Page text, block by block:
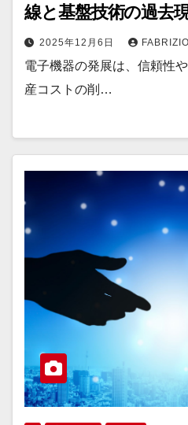
線と基盤技術の過去
2025年12月6日 FABRIZIO
電子機器の発展は、信頼性
産コストの削…